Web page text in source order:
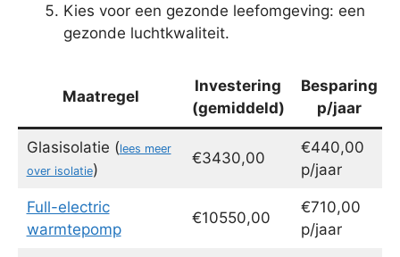
Kies voor een gezonde leefomgeving: een
gezonde luchtkwaliteit.
Maatregel
Investering
(gemiddeld)
Besparing
p/jaar
Glasisolatie (lees meer
over isolatie)
€3430,00
€440,00
p/jaar
Full-electric
warmtepomp
€10550,00
€710,00
p/jaar